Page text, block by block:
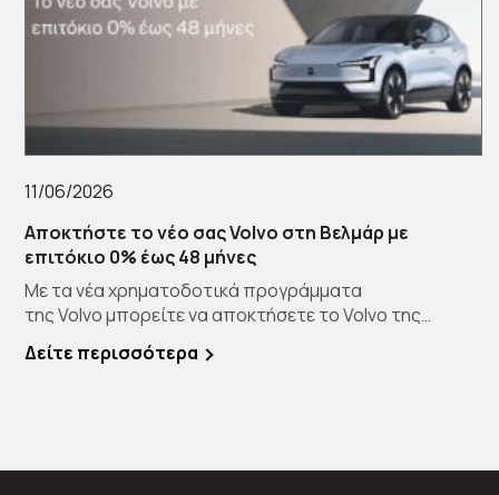
11/06/2026
Αποκτήστε το νέο σας Volvo στη Βελμάρ με
επιτόκιο 0% έως 48 μήνες
Με τα νέα χρηματοδοτικά προγράμματα
της Volvo μπορείτε να αποκτήσετε το Volvo της
επιλογής […]
Δείτε περισσότερα